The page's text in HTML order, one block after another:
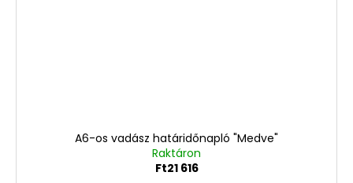
A6-os vadász határidőnapló "Medve"
Raktáron
Ft21 616